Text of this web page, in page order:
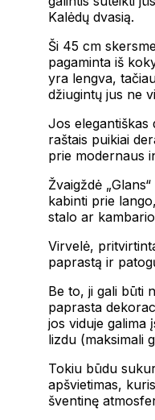
Kalėdų dvasią.
Ši 45 cm
pagaminta iš
yra lengva,
džiugintų jus ne
Jos elegantiškas
raštais puikiai
prie modernaus
Žvaigždė
kabinti prie
stalo ar
Virvelė,
paprastą ir
Be to, ji gali būti
paprasta
jos viduje galima
lizdu (maksimali
Tokiu būdu
apšvietimas,
šventinę